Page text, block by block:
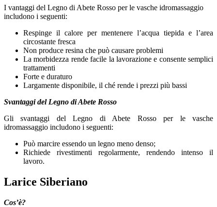
I vantaggi del Legno di Abete Rosso per le vasche idromassaggio
includono i seguenti:
Respinge il calore per mentenere l’acqua tiepida e l’area
circostante fresca
Non produce resina che può causare problemi
La morbidezza rende facile la lavorazione e consente semplici
trattamenti
Forte e duraturo
Largamente disponibile, il ché rende i prezzi più bassi
Svantaggi del Legno di Abete Rosso
Gli svantaggi del Legno di Abete Rosso per le vasche
idromassaggio includono i seguenti:
Può marcire essendo un legno meno denso;
Richiede rivestimenti regolarmente, rendendo intenso il
lavoro.
Larice Siberiano
Cos’è?